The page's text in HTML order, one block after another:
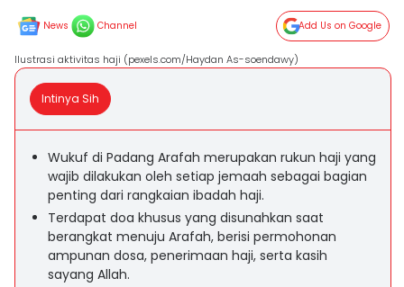
News Channel Add Us on Google
Ilustrasi aktivitas haji (pexels.com/Haydan As-soendawy)
Intinya Sih
Wukuf di Padang Arafah merupakan rukun haji yang
wajib dilakukan oleh setiap jemaah sebagai bagian
penting dari rangkaian ibadah haji.
Terdapat doa khusus yang disunahkan saat
berangkat menuju Arafah, berisi permohonan
ampunan dosa, penerimaan haji, serta kasih
sayang Allah.